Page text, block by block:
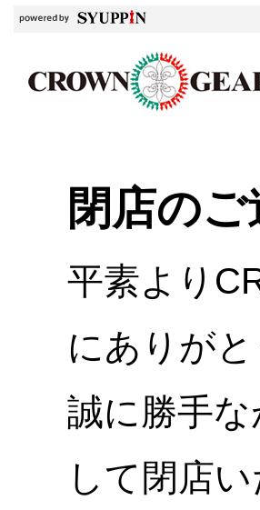
閉店の
平素より
にありが
誠に勝手
して閉店